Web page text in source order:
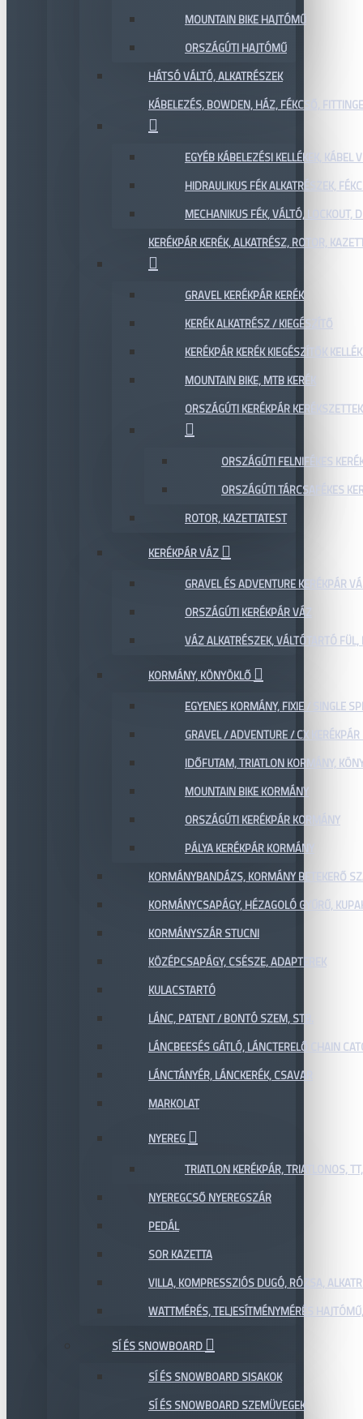
MOUNTAIN BIKE HAJTÓMŰ
ORSZÁGÚTI HAJTÓMŰ
HÁTSÓ VÁLTÓ, ALKATRÉSZEK
KÁBELEZÉS, BOWDEN, HÁZ, FÉKCSŐ,
EGYÉB KÁBELEZÉSI KELLÉKEK,
HIDRAULIKUS FÉK ALKATRÉSZEK,
MECHANIKUS FÉK, VÁLTÓ, LOCKOUT,
KERÉKPÁR KERÉK, ALKATRÉSZ, ROTOR,
GRAVEL KERÉKPÁR KERÉK
KERÉK ALKATRÉSZ / KIEGÉSZÍTŐ
KERÉKPÁR KERÉK KIEGÉSZÍTŐK
MOUNTAIN BIKE, MTB KERÉK
ORSZÁGÚTI KERÉKPÁR KERÉKSZETTEK
ORSZÁGÚTI FELNIFÉKES
ORSZÁGÚTI TÁRCSAFÉKES
ROTOR, KAZETTATEST
KERÉKPÁR VÁZ
GRAVEL ÉS ADVENTURE KERÉKPÁR
ORSZÁGÚTI KERÉKPÁR VÁZ
VÁZ ALKATRÉSZEK, VÁLTÓTARTÓ FÜL,
KORMÁNY, KÖNYÖKLŐ
EGYENES KORMÁNY, FIXIE / SINGLE
GRAVEL / ADVENTURE / CX
IDŐFUTAM, TRIATLON KORMÁNY,
MOUNTAIN BIKE KORMÁNY
ORSZÁGÚTI KERÉKPÁR KORMÁNY
PÁLYA KERÉKPÁR KORMÁNY
KORMÁNYBANDÁZS, KORMÁNY BETEKERŐ
KORMÁNYCSAPÁGY, HÉZAGOLÓ GYŰRŰ,
KORMÁNYSZÁR STUCNI
KÖZÉPCSAPÁGY, CSÉSZE, ADAPTEREK
KULACSTARTÓ
LÁNC, PATENT / BONTÓ SZEM, STB.
LÁNCBEESÉS GÁTLÓ, LÁNCTERELŐ CHAIN
LÁNCTÁNYÉR, LÁNCKERÉK, CSAVAR
MARKOLAT
NYEREG
TRIATLON KERÉKPÁR, TRIATLONOS,
NYEREGCSŐ NYEREGSZÁR
PEDÁL
SOR KAZETTA
VILLA, KOMPRESSZIÓS DUGÓ, RÓZSA,
WATTMÉRÉS, TELJESÍTMÉNYMÉRÉS
SÍ ÉS SNOWBOARD
SÍ ÉS SNOWBOARD SISAKOK
SÍ ÉS SNOWBOARD SZEMÜVEGEK